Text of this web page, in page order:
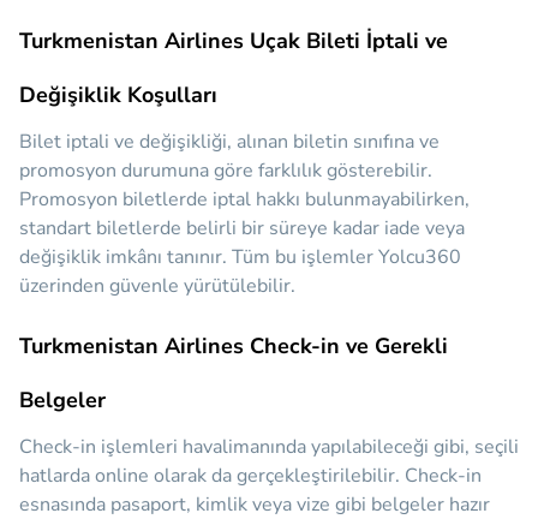
Turkmenistan Airlines Uçak Bileti İptali ve
Değişiklik Koşulları
Bilet iptali ve değişikliği, alınan biletin sınıfına ve
promosyon durumuna göre farklılık gösterebilir.
Promosyon biletlerde iptal hakkı bulunmayabilirken,
standart biletlerde belirli bir süreye kadar iade veya
değişiklik imkânı tanınır. Tüm bu işlemler Yolcu360
üzerinden güvenle yürütülebilir.
Turkmenistan Airlines Check-in ve Gerekli
Belgeler
Check-in işlemleri havalimanında yapılabileceği gibi, seçili
hatlarda online olarak da gerçekleştirilebilir. Check-in
esnasında pasaport, kimlik veya vize gibi belgeler hazır